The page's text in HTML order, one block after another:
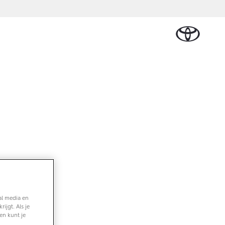
media en
Als je
kunt je